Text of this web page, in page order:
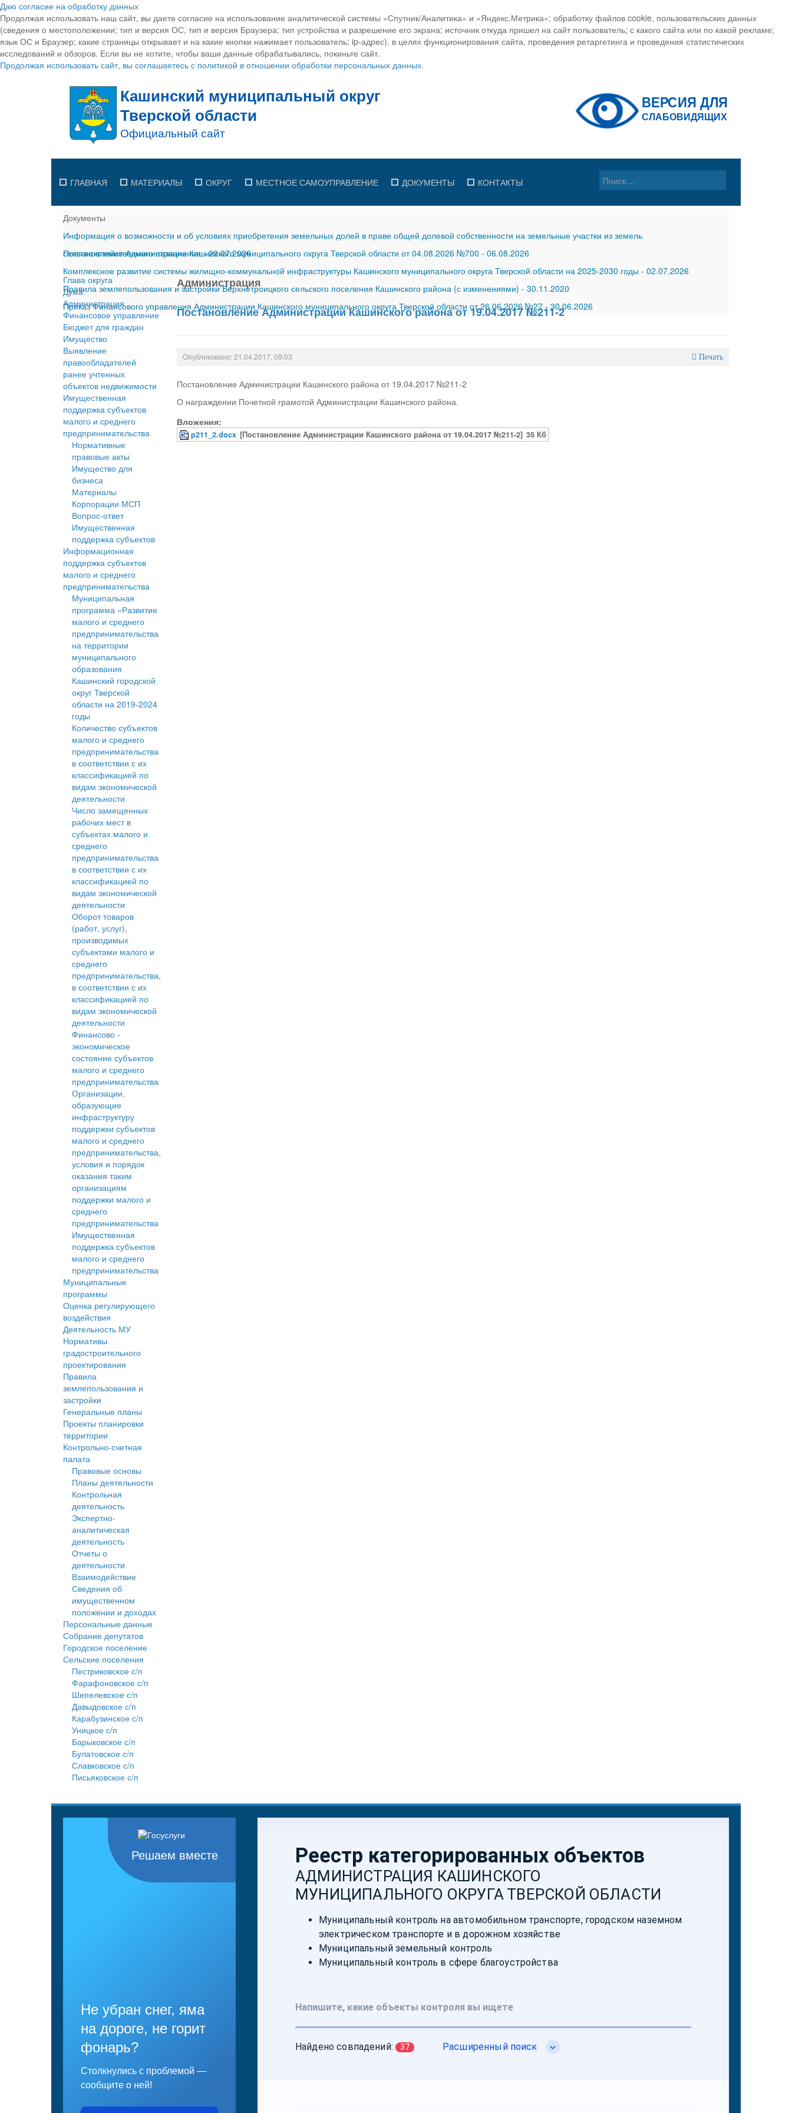
Даю согласие на обработку данных
Продолжая использовать наш сайт, вы даете согласие на использование аналитической системы «Спутник/Аналитика» и «Яндекс.Метрика»; обработку файлов cookie, пользовательских данных
(сведения о местоположении; тип и версия ОС, тип и версия Браузера; тип устройства и разрешение его экрана; источник откуда пришел на сайт пользователь; с какого сайта или по какой рекламе;
язык ОС и Браузер; какие страницы открывает и на какие кнопки нажимает пользователь; ip-адрес). в целях функционирования сайта, проведения ретаргетинга и проведения статистических
исследований и обзоров. Если вы не хотите, чтобы ваши данные обрабатывались, покиньте сайт.
Продолжая использовать сайт, вы соглашаетесь с политикой в отношении обработки персональных данных.
ГЛАВНАЯ МАТЕРИАЛЫ ОКРУГ МЕСТНОЕ САМОУПРАВЛЕНИЕ ДОКУМЕНТЫ КОНТАКТЫ
Документы
Информация о возможности и об условиях приобретения земельных долей в праве общей долевой собственности на земельные участки из земель
сельскохозяйственного назначения-29.07.2026
Постановление Администрации Кашинского муниципального округа Тверской области от 04.08.2026 №700 - 06.08.2026
Комплексное развитие системы жилищно-коммунальной инфраструктуры Кашинского муниципального округа Тверской области на 2025-2030 годы - 02.07.2026
Правила землепользования и застройки Верхнетроицкого сельского поселения Кашинского района (с изменениями) - 30.11.2020
Приказ Финансового управления Администрации Кашинского муниципального округа Тверской области от 26.06.2026 №27 - 30.06.2026
Глава округа
Дума
Администрация
Финансовое управление
Бюджет для граждан
Имущество
Выявление
правообладателей
ранее учтенных
объектов недвижимости
Имущественная
поддержка субъектов
малого и среднего
предпринимательства
Нормативные
правовые акты
Имущество для
бизнеса
Материалы
Корпорации МСП
Вопрос-ответ
Имущественная
поддержка субъектов
Информационная
поддержка субъектов
малого и среднего
предпринимательства
Муниципальная
программа «Развитие
малого и среднего
предпринимательства
на территории
муниципального
образования
Кашинский городской
округ Тверской
области на 2019-2024
годы
Количество субъектов
малого и среднего
предпринимательства
в соответствии с их
классификацией по
видам экономической
деятельности
Число замещенных
рабочих мест в
субъектах малого и
среднего
предпринимательства
в соответствии с их
классификацией по
видам экономической
деятельности
Оборот товаров
(работ, услуг),
производимых
субъектами малого и
среднего
предпринимательства,
в соответствии с их
классификацией по
видам экономической
деятельности
Финансово -
экономическое
состояние субъектов
малого и среднего
предпринимательства
Организации,
образующие
инфраструктуру
поддержки субъектов
малого и среднего
предпринимательства,
условия и порядок
оказания таким
организациям
поддержки малого и
среднего
предпринимательства
Имущественная
поддержка субъектов
малого и среднего
предпринимательства
Муниципальные
программы
Оценка регулирующего
воздействия
Деятельность МУ
Нормативы
градостроительного
проектирования
Правила
землепользования и
застройки
Генеральные планы
Проекты планировки
территории
Контрольно-счетная
палата
Правовые основы
Планы деятельности
Контрольная
деятельность
Экспертно-
аналитическая
деятельность
Отчеты о
деятельности
Взаимодействие
Сведения об
имущественном
положении и доходах
Персональные данные
Собрание депутатов
Городское поселение
Сельские поселения
Пестриковское с/п
Фарафоновское с/п
Шепелевское с/п
Давыдовское с/п
Карабузинское с/п
Уницкое с/п
Барыковское с/п
Булатовское с/п
Славковское с/п
Письяковское с/п
Администрация
Постановление Администрации Кашинского района от 19.04.2017 №211-2
Опубликовано: 21.04.2017, 09:03 Печать
Постановление Администрации Кашинского района от 19.04.2017 №211-2
О награждении Почетной грамотой Администрации Кашинского района.
Вложения:
p211_2.docx [Постановление Администрации Кашинского района от 19.04.2017 №211-2] 35 Кб
Решаем вместе
Не убран снег, яма
на дороге, не горит
фонарь?
Столкнулись с проблемой —
сообщите о ней!